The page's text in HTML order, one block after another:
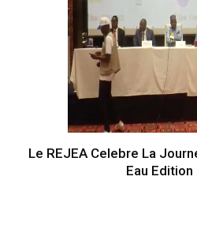
Le REJEA Celebre La
Eau